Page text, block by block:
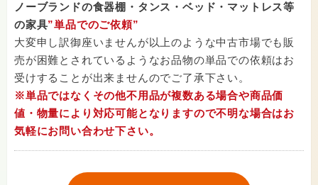
ノーブランドの食器棚・タンス・ベッド・マットレス等
の家具”単品でのご依頼”
大変申し訳御座いませんが以上のような中古市場でも販
売が困難とされているようなお品物の単品での依頼はお
受けすることが出来ませんのでご了承下さい。
※単品ではなくその他不用品が複数ある場合や商品価
値・物量により対応可能となりますので不明な場合はお
気軽にお問い合わせ下さい。